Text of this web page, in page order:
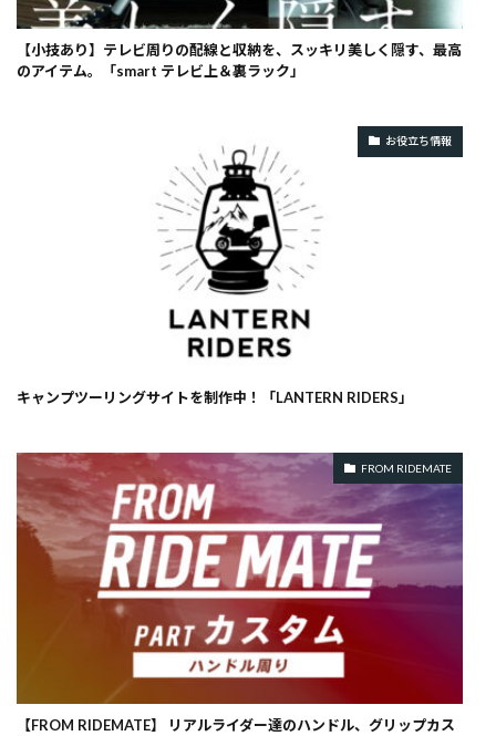
【小技あり】テレビ周りの配線と収納を、スッキリ美しく隠す、最高
のアイテム。「smart テレビ上＆裏ラック」
お役立ち情報
キャンプツーリングサイトを制作中！「LANTERN RIDERS」
FROM RIDEMATE
【FROM RIDEMATE】 リアルライダー達のハンドル、グリップカス